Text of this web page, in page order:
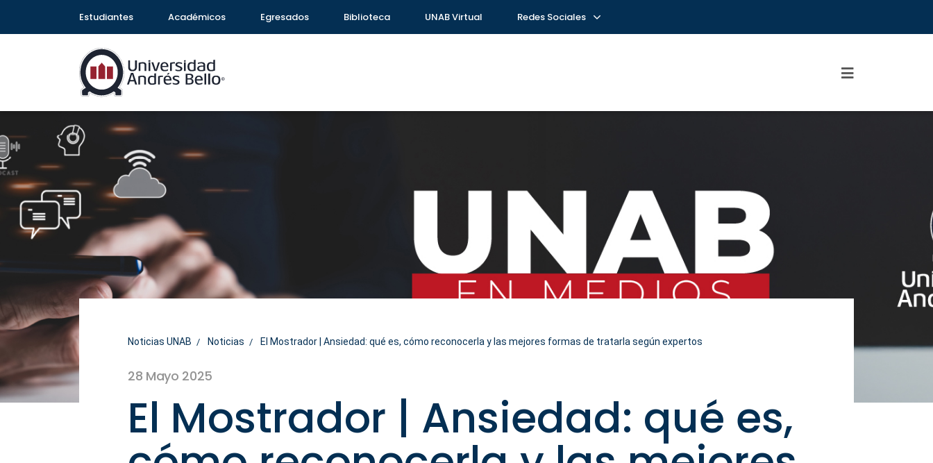
Estudiantes Académicos Egresados Biblioteca UNAB Virtual Redes Sociales
Noticias UNAB Noticias El Mostrador | Ansiedad: qué es, cómo reconocerla y las mejores formas de tratarla según expertos
28 Mayo 2025
El Mostrador | Ansiedad: qué es,